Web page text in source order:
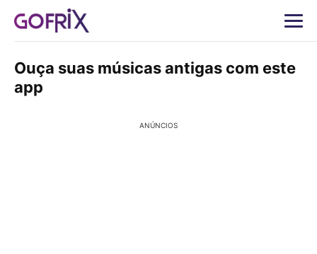
Ouça suas músicas antigas com este
app
ANÚNCIOS